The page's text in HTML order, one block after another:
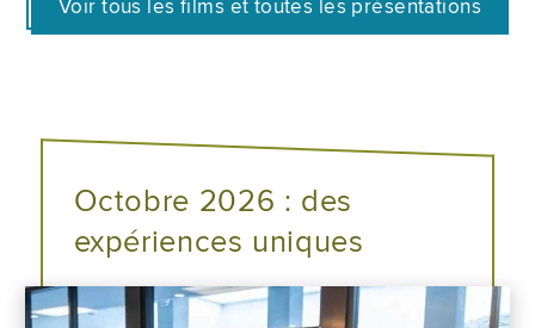
Voir tous les films et toutes les présentations
Octobre 2026 : des
expériences uniques